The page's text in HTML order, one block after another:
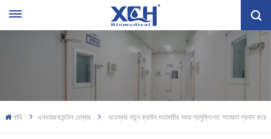
বাড়ি এনভায়রনমেন্টাল চেম্বার থচেম্বার নতুন ক্রাউন মহামারীর সময় প্রযুক্তিগত সহায়তা প্রদান করে